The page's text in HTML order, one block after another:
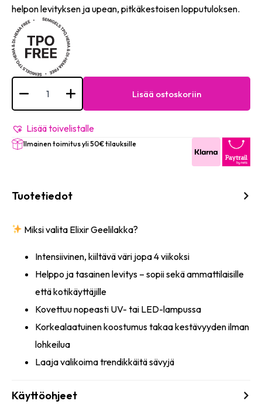
helpon levityksen ja upean, pitkäkestoisen lopputuloksen.
Elixir
Semi
-
(Pale
Pink)
8ml
Lisää ostoskoriin
Lisää toivelistalle
Ilmainen toimitus yli 50€ tilauksille
Tuotetiedot
Miksi valita Elixir Geelilakka?
Intensiivinen, kiiltävä väri jopa 4 viikoksi
Helppo ja tasainen levitys – sopii sekä ammattilaisille
että kotikäyttäjille
Kovettuu nopeasti UV- tai LED-lampussa
Korkealaatuinen koostumus takaa kestävyyden ilman
lohkeilua
Laaja valikoima trendikkäitä sävyjä
Käyttöohjeet